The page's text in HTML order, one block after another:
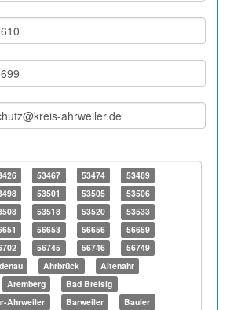
53467 53474
53489
53501 53505
53506
53518 53520
53533
56653 56656
56659
56745 56746
56749
Ahrbrück
Altenahr
Aremberg
Bad Breisig
Ahrweiler
Barweiler Bauler